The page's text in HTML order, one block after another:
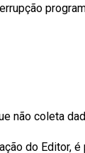
não coleta
do Editor,